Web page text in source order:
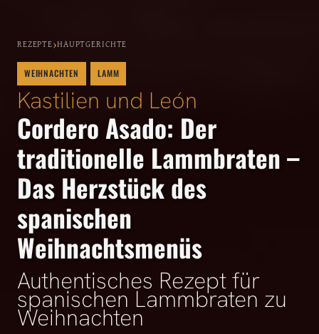
REZEPTE›HAUPTGERICHTE
WEIHNACHTEN LAMM
Kastilien und León
Cordero Asado: Der
traditionelle Lammbraten –
Das Herzstück des
spanischen
Weihnachtsmenüs
Authentisches Rezept für
spanischen Lammbraten zu
Weihnachten